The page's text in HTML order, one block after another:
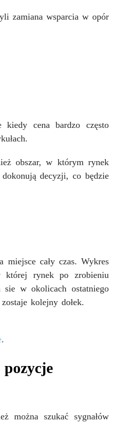
zamiana wsparcia w opór
cena bardzo często
obszar, w którym rynek
decyzji, co będzie
cały czas. Wykres
której rynek po zrobieniu
w okolicach ostatniego
kolejny dołek.
.
można szukać sygnałów